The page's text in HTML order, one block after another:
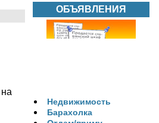
ОБЪЯВЛЕНИЯ
Недвижимость
Барахолка